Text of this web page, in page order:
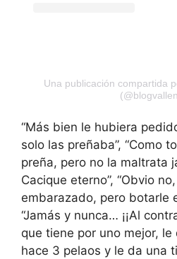
Una publicación compartida
“Más bien le hubiera
solo las preñaba”, “Como
preña, pero no la maltrata
Cacique eterno”, “Obvio
embarazado, pero botarle
“Jamás y nunca… ¡¡Al
que tiene por uno mejor,
hace 3 pelaos y le da una